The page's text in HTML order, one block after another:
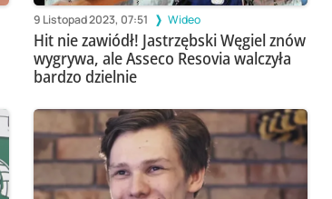
9 Listopad 2023, 07:51 Wideo
Hit nie zawiódł! Jastrzębski Węgiel znów
wygrywa, ale Asseco Resovia walczyła
bardzo dzielnie